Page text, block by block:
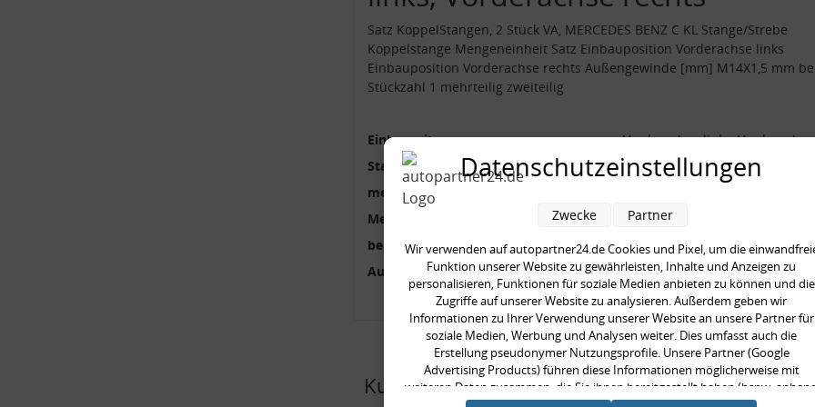
Satz KoppelStangen, 2 Stück VA, MERCEDES BENZ C KL Stange/Strebe
Koppelstange Mengeneinheit Satz Einbauposition Vorderachse links
Einbauposition Vorderachse rechts Außengewinde [mm] M14X1,5 mm
Stückzahl 1 mehrteilig zweiteilig
Einbauseite:
Vorderachse links,
Stange/Strebe:
Koppelstange
mehrteilig:
Mengeneinheit:
Satz
benötigte Stückzahl:
1
Außengewinde [mm]:
M14X1,5 mm
Kunden kauften auch
Datenschutzeinstellungen
Wir verwenden auf autopartner24.de Cookies und Pixel, um die
Funktion unserer Website zu gewährleisten, Inhalte und Anzeigen zu
personalisieren, Funktionen für soziale Medien anbieten zu können und die
Zugriffe auf unserer Website zu analysieren. Außerdem geben wir
Informationen zu Ihrer Verwendung unserer Website an unsere Partner für
soziale Medien, Werbung und Analysen weiter. Dies umfasst auch die
Erstellung pseudonymer Nutzungsprofile. Unsere Partner (Google
Advertising Products) führen diese Informationen möglicherweise mit
weiteren Daten zusammen, die Sie ihnen bereitgestellt haben (bspw.
Zwecke Partner